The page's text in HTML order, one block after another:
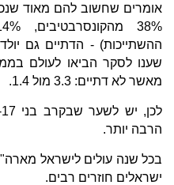
אומרים שחשוב להם מאוד
שענו לסקר הביאו לעולם
מאשר לא דתיים: 3.3 מול 1.4.
הרבה יותר.
ישראלים חוזרים רבים.